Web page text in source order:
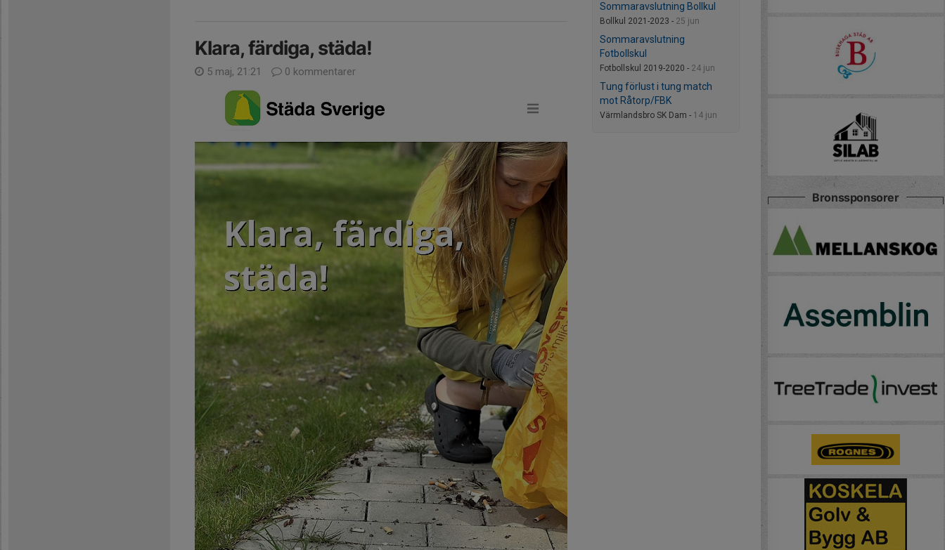
Sommaravslutning Bollkul
Bollkul 2021-2023 - 25 jun
Sommaravslutning
Fotbollskul
Fotbollskul 2019-2020 - 24 jun
Tung förlust i tung match
mot Råtorp/FBK
Värmlandsbro SK Dam - 14 jun
Klara, färdiga, städa!
5 maj, 21:21 0 kommentarer
Bronssponsorer